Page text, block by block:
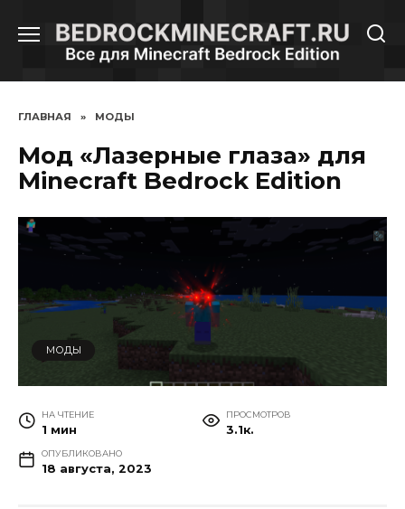
содержанию
ГЛАВНАЯ » МОДЫ
Мод «Лазерные глаза» для
Minecraft Bedrock Edition
МОДЫ
НА ЧТЕНИЕ
1 мин
ПРОСМОТРОВ
3.1к.
ОПУБЛИКОВАНО
18 августа, 2023